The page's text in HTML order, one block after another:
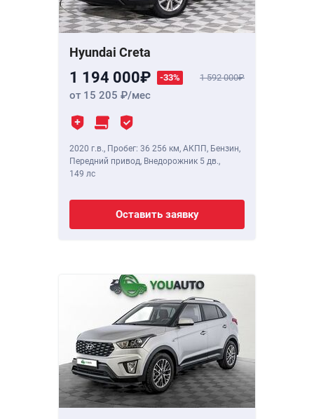
Hyundai Creta
1 194 000 -33% 1 592 000
от 15 205 /мес
2020 г.в., Пробег: 36 256 км, АКПП, Бензин,
Передний привод, Внедорожник 5 дв.,
149 лс
Оставить заявку